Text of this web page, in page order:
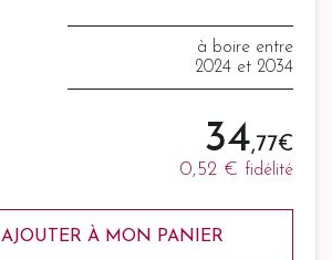
à boire entre
2024 et 2034
34,77 €
0,52 € fidélité
AJOUTER À MON PANIER